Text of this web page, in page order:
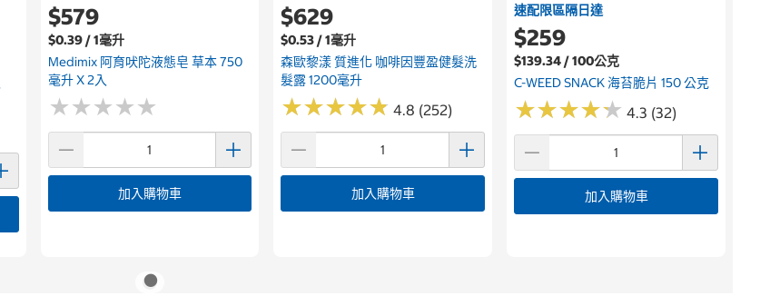
$579
$0.39 / 1毫升
Medimix 阿育吠陀液態皂 草本 750
毫升 X 2入
★★★★★
★★★★★
加入購物車
$629
$0.53 / 1毫升
森歐黎漾 質進化 咖啡因豐盈健髮洗
髮露 1200毫升
★★★★★
★★★★★ 4.8 (252)
加入購物車
速配限區隔日達
$259
$139.34 / 100公克
C-WEED SNACK 海苔脆片 150 公克
★★★★★
★★★★★ 4.3 (32)
加入購物車